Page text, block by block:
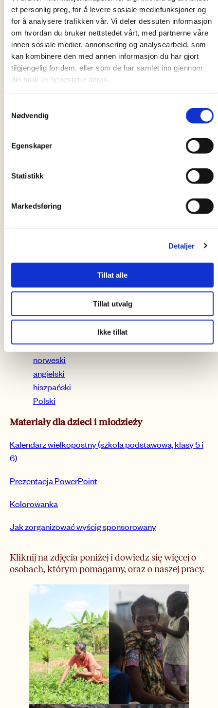
et personlig preg, for å levere sosiale mediefunksjoner og
for å analysere trafikken vår. Vi deler dessuten informasjon
om hvordan du bruker nettstedet vårt, med partnerne våre
innen sosiale medier, annonsering og analysearbeid, som
kan kombinere den med annen informasjon du har gjort
tilgjengelig for dem, eller som de har samlet inn gjennom
din bruk av tjenestene deres.
Nødvendig
Egenskaper
Statistikk
Markedsføring
Detaljer
Tillat alle
Tillat utvalg
Ikke tillat
Plakaty
Plakat Ukraina (A3)
Plakat Sudan Południowy (A3)
Plakat streamingowy Sri Lanka
Do zgromadzeń
Artykuł o tegorocznej kampanii wielkopostnej w
Obraz 1Sudan Południowy
Obraz 2Sudan Południowy
Zdjęcie 3Ukraina
angielski
Polski
norweski
angielski
hiszpański
Polski
Materiały dla dzieci i młodzieży
Kalendarz wielkopostny (szkoła podstawowa, klasy 5 i
6)
Prezentacja PowerPoint
Kolorowanka
Jak zorganizować wyścig sponsorowany
Kliknij na zdjęcia poniżej i dowiedz się więcej o
osobach, którym pomagamy, oraz o naszej pracy.